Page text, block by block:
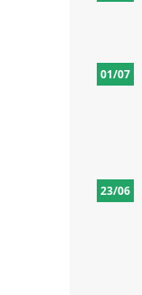
01/07
23/06